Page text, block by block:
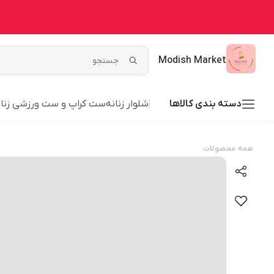
Modish Market
دسته بندی کالاها شلوار زنانهست کراپ و ست ورزشی
همه محصولات